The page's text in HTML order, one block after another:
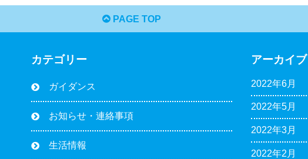
PAGE TOP
カテゴリー
ガイダンス
お知らせ・連絡事項
生活情報
アーカイブ
2022年6月
2022年5月
2022年3月
2022年2月